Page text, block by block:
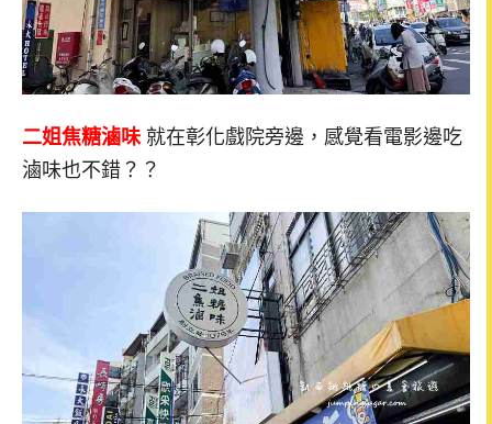
二姐焦糖滷味 就在彰化戲院旁邊，感覺看電影邊吃
滷味也不錯？？